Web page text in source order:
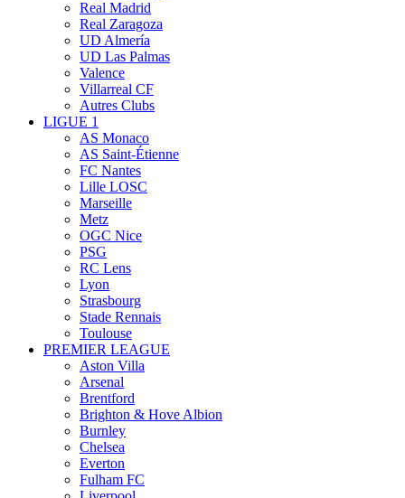
Real Madrid
Real Zaragoza
UD Almería
UD Las Palmas
Valence
Villarreal CF
Autres Clubs
LIGUE 1
AS Monaco
AS Saint-Étienne
FC Nantes
Lille LOSC
Marseille
Metz
OGC Nice
PSG
RC Lens
Lyon
Strasbourg
Stade Rennais
Toulouse
PREMIER LEAGUE
Aston Villa
Arsenal
Brentford
Brighton & Hove Albion
Burnley
Chelsea
Everton
Fulham FC